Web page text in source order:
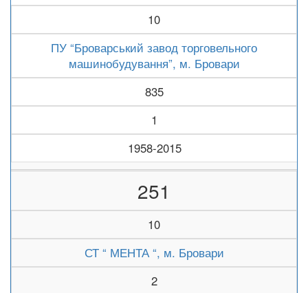
10
ПУ “Броварський завод торговельного
машинобудування”, м. Бровари
835
1
1958-2015
251
10
СТ “ МЕНТА “, м. Бровари
2